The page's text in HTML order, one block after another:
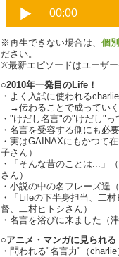
※再生できない場合は、 個
ださい。
※最新エピソードはユーザ
○2010年一発目のLife！
・よく入試に使われる
→伝わることで成ってい
・"けだし名言"の"けだし"
・名言を受容する側にも必
・実はGAINAXにもかつて
子さん）
・「そんな昔のことは...」
さん）
・小説の中の名フレーズ達
・「Lifeの下半身担当、二
督、二村ヒトシさん）
・名言を浴びに来ました（
○アニメ・マンガに見られる
・問われる"名言力"（charlie